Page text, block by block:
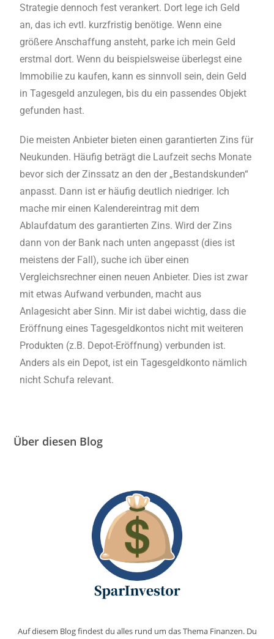
Strategie dennoch fest verankert. Dort lege ich Geld
an, das ich evtl. kurzfristig benötige. Wenn eine
größere Anschaffung ansteht, parke ich mein Geld
erstmal dort. Wenn du beispielsweise überlegst eine
Immobilie zu kaufen, kann es sinnvoll sein, dein Geld
in Tagesgeld anzulegen, bis du ein passendes Objekt
gefunden hast.
Die meisten Anbieter bieten einen garantierten Zins für
Neukunden. Häufig beträgt die Laufzeit sechs Monate
bevor sich der Zinssatz an den der „Bestandskunden“
anpasst. Dann ist er häufig deutlich niedriger. Ich
mache mir einen Kalendereintrag mit dem
Ablaufdatum des garantierten Zins. Wird der Zins
dann von der Bank nach unten angepasst (dies ist
meistens der Fall), suche ich über einen
Vergleichsrechner einen neuen Anbieter. Dies ist zwar
mit etwas Aufwand verbunden, macht aus
Anlagesicht aber Sinn. Mir ist dabei wichtig, dass die
Eröffnung eines Tagesgeldkontos nicht mit weiteren
Produkten (z.B. Depot-Eröffnung) verbunden ist.
Anders als ein Depot, ist ein Tagesgeldkonto nämlich
nicht Schufa relevant.
Über diesen Blog
Auf diesem Blog findest du alles rund um das Thema Finanzen. Du